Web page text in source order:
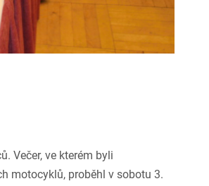
Večer, ve kterém byli
motocyklů, proběhl v sobotu 3.